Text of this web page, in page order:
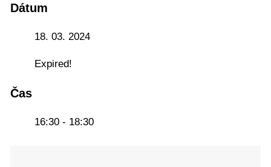
Dátum
18. 03. 2024
Expired!
Čas
16:30 - 18:30